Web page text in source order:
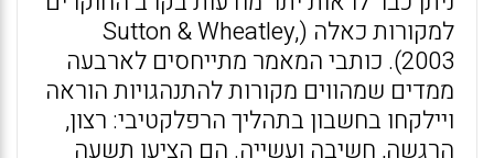
למקורות כאלה (Sutton & Wheatley,
2003). כותבי המאמר מתייחסים לארבעה
ממדים שמהווים מקורות להתנהגויות הוראה
ויילקחו בחשבון בתהליך הרפלקטיבי: רצון,
הרגשה, חשיבה ועשייה. הם הציעו תשעה